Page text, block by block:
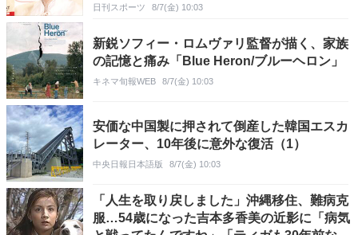
日刊スポーツ 8/7(金) 10:03
新鋭ソフィー・ロムヴァリ監督が描く、家族
の記憶と痛み「Blue Heron/ブルーヘロン」
キネマ旬報WEB 8/7(金) 10:03
安価な中国製に押されて倒産した韓国エスカ
レーター、10年後に意外な復活（1）
中央日報日本語版 8/7(金) 10:03
「人生を取り戻しました」沖縄移住、難病克
服…54歳になった吉本多香美の近影に「病気